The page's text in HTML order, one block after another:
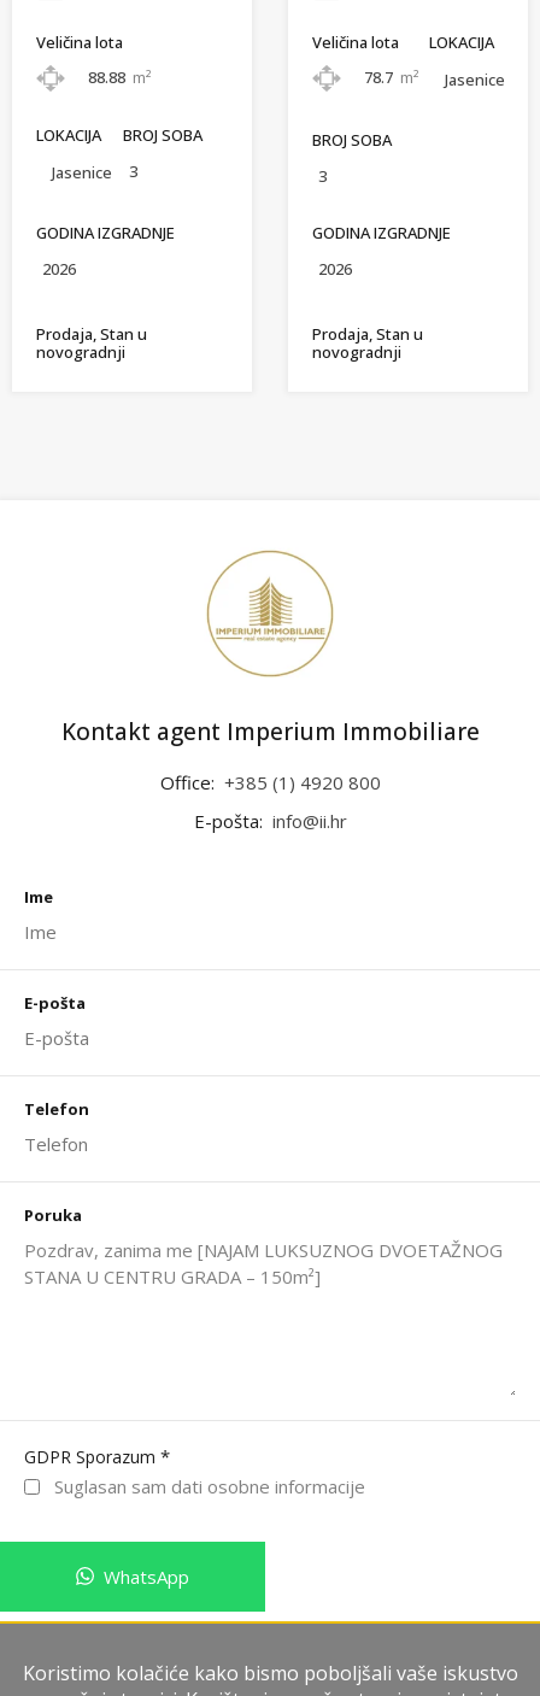
Veličina lota
88.88 m²
LOKACIJA
Jasenice
BROJ SOBA
3
GODINA IZGRADNJE
2026
Prodaja, Stan u
novogradnji
Veličina lota
78.7 m²
LOKACIJA
Jasenice
BROJ SOBA
3
GODINA IZGRADNJE
2026
Prodaja, Stan u
novogradnji
Kontakt agent Imperium Immobiliare
Office: +385 (1) 4920 800
E-pošta: info@ii.hr
Ime
E-pošta
Telefon
Poruka
GDPR Sporazum *
Suglasan sam dati osobne informacije
WhatsApp